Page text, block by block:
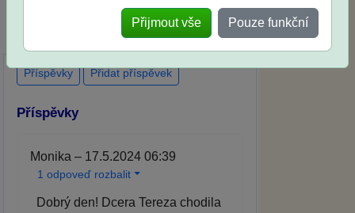
SŠ? Vaše ohlasy po skutečných
přijímacích zkouškách
Přijmout vše Pouze funkční
Příspěvky Přidat příspěvek
Příspěvky
Monika – 17.5.2024 06:39
1 odpoveď rozbalit
Dobrý den! Dcera Tereza chodila